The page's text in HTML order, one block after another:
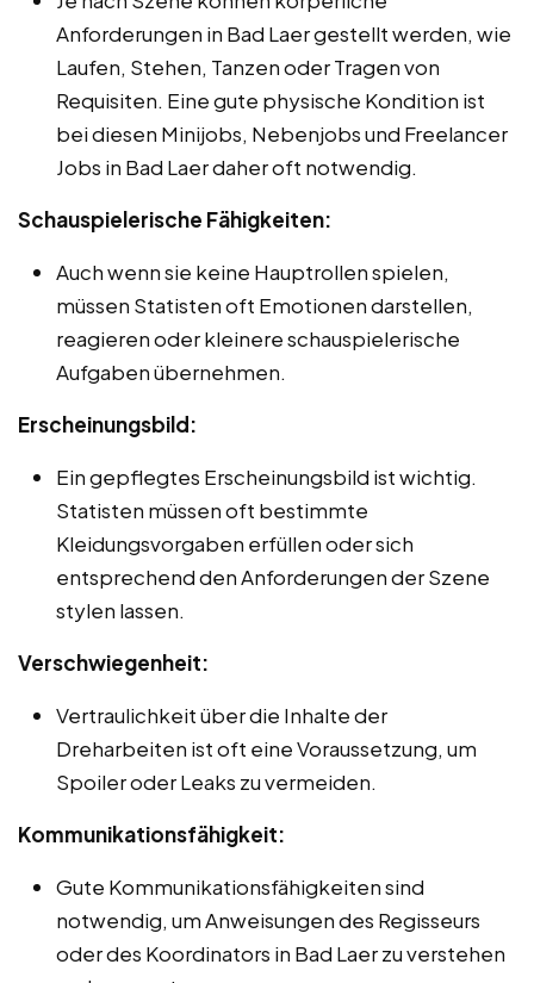
Anforderungen in Bad Laer gestellt werden, wie
Laufen, Stehen, Tanzen oder Tragen von
Requisiten. Eine gute physische Kondition ist
bei diesen Minijobs, Nebenjobs und Freelancer
Jobs in Bad Laer daher oft notwendig.
Schauspielerische Fähigkeiten:
Auch wenn sie keine Hauptrollen spielen,
müssen Statisten oft Emotionen darstellen,
reagieren oder kleinere schauspielerische
Aufgaben übernehmen.
Erscheinungsbild:
Ein gepflegtes Erscheinungsbild ist wichtig.
Statisten müssen oft bestimmte
Kleidungsvorgaben erfüllen oder sich
entsprechend den Anforderungen der Szene
stylen lassen.
Verschwiegenheit:
Vertraulichkeit über die Inhalte der
Dreharbeiten ist oft eine Voraussetzung, um
Spoiler oder Leaks zu vermeiden.
Kommunikationsfähigkeit:
Gute Kommunikationsfähigkeiten sind
notwendig, um Anweisungen des Regisseurs
oder des Koordinators in Bad Laer zu verstehen